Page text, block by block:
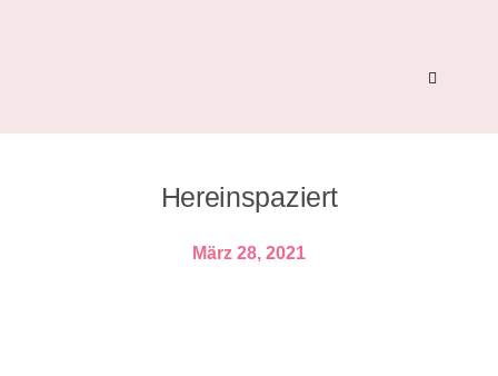
Hereinspaziert
März 28, 2021